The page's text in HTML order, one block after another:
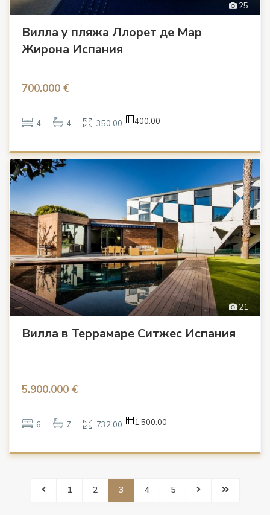
25
Вилла у пляжа Ллорет де Мар
Жирона Испания
700.000 €
4 4 350.00 400.00
21
Вилла в Террамаре Ситжес Испания
5.900.000 €
6 7 732.00 1,500.00
1 2 3 4 5